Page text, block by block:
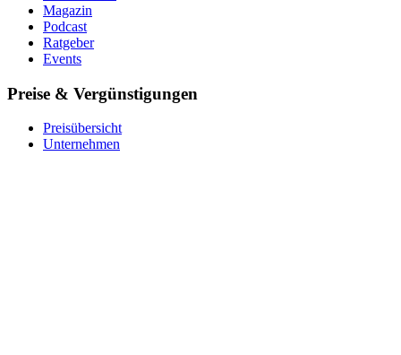
Magazin
Podcast
Ratgeber
Events
Preise & Vergünstigungen
Preisübersicht
Unternehmen